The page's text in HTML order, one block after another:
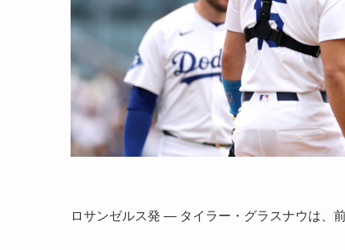
ロサンゼルス発 — タイラー・グラスナウは、